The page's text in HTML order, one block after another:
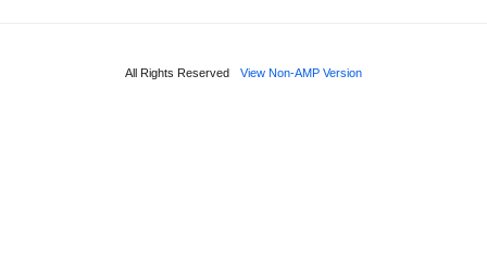
All Rights Reserved View Non-AMP Version